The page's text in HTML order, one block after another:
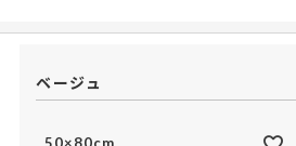
ベージュ